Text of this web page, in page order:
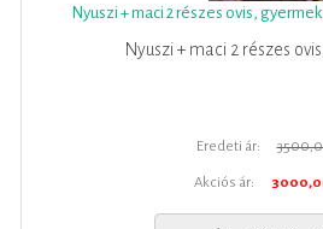
Nyuszi + maci 2 részes ovis,
Nyuszi + maci 2 részes
Eredeti ár:
Akciós ár: